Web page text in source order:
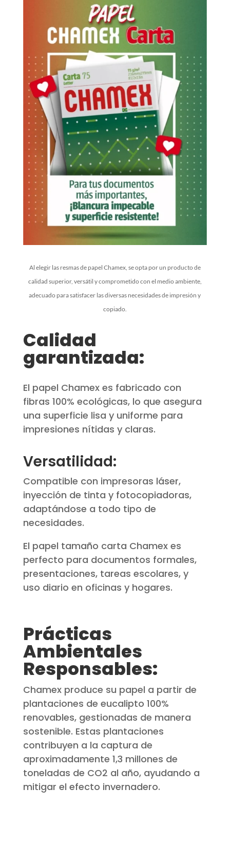
Al elegir las resmas de papel Chamex, se opta por un producto de
calidad superior, versátil y comprometido con el medio ambiente,
adecuado para satisfacer las diversas necesidades de impresión y
copiado.
Calidad
garantizada:
El papel Chamex es fabricado con
fibras 100% ecológicas, lo que asegura
una superficie lisa y uniforme para
impresiones nítidas y claras.
Versatilidad:
Compatible con impresoras láser,
inyección de tinta y fotocopiadoras,
adaptándose a todo tipo de
necesidades.
El papel tamaño carta Chamex es
perfecto para documentos formales,
presentaciones, tareas escolares, y
uso diario en oficinas y hogares.
Prácticas
Ambientales
Responsables:
Chamex produce su papel a partir de
plantaciones de eucalipto 100%
renovables, gestionadas de manera
sostenible. Estas plantaciones
contribuyen a la captura de
aproximadamente 1,3 millones de
toneladas de CO2 al año, ayudando a
mitigar el efecto invernadero.